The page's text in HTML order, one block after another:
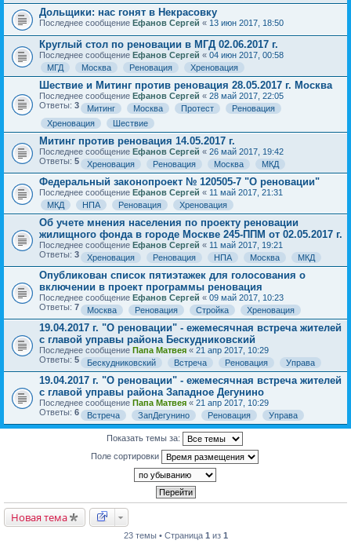
Дольщики: нас гонят в Некрасовку
Последнее сообщение Ефанов Сергей « 13 июн 2017, 18:50
Круглый стол по реновации в МГД 02.06.2017 г.
Последнее сообщение Ефанов Сергей « 04 июн 2017, 00:58
МГД
Москва Реновация Хреновация
Шествие и Митинг против реновация 28.05.2017 г. Москва
Последнее сообщение Ефанов Сергей « 28 май 2017, 22:05
Ответы: 3 Митинг Москва Протест
Реновация
Хреновация
Шествие
Митинг против реновация 14.05.2017 г.
Последнее сообщение Ефанов Сергей « 26 май 2017, 19:42
Ответы: 5 Хреновация Реновация Москва МКД
Федеральный законопроект № 120505-7 "О реновации"
Последнее сообщение Ефанов Сергей « 11 май 2017, 21:31
МКД
НПА Реновация Хреновация
Об учете мнения населения по проекту реновации
жилищного фонда в городе Москве 245-ППМ от 02.05.2017 г.
Последнее сообщение Ефанов Сергей « 11 май 2017, 19:21
Ответы: 3 Хреновация Реновация НПА Москва МКД
Опубликован список пятиэтажек для голосования о
включении в проект программы реновация
Последнее сообщение Ефанов Сергей « 09 май 2017, 10:23
Ответы: 7 Москва Реновация Стройка Хреновация
19.04.2017 г. "О реновации" - ежемесячная встреча жителей
с главой управы района Бескудниковский
Последнее сообщение Папа Матвея « 21 апр 2017, 10:29
Ответы: 5 Бескудниковский Встреча Реновация Управа
19.04.2017 г. "О реновации" - ежемесячная встреча жителей
с главой управы района Западное Дегунино
Последнее сообщение Папа Матвея « 21 апр 2017, 10:29
Ответы: 6 Встреча ЗапДегунино Реновация Управа
Показать темы за:
Поле сортировки
Новая тема
23 темы • Страница 1 из 1